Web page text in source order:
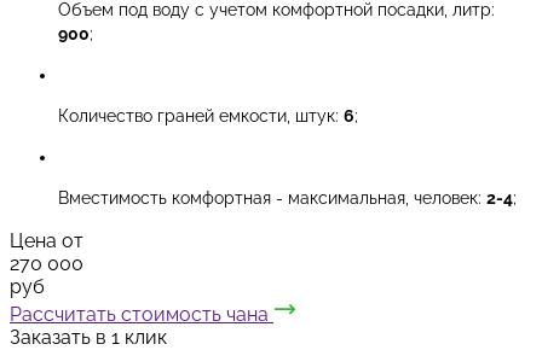
Объем под воду с учетом комфортной посадки, литр:
900;
Количество граней емкости, штук: 6;
Вместимость комфортная - максимальная, человек: 2-4;
Цена от
270 000
руб
Рассчитать стоимость чана
Заказать в 1 клик